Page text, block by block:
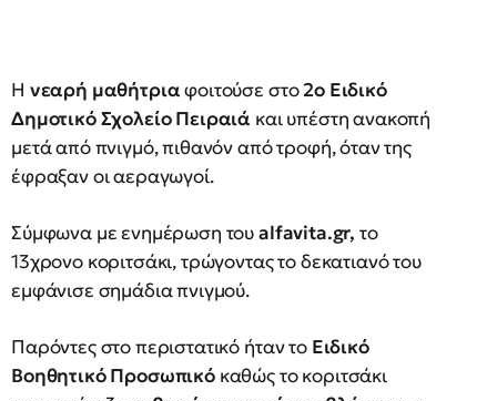
Η νεαρή μαθήτριαφοιτούσε στο2ο Ειδικό
Δημοτικό Σχολείο Πειραιά και υπέστη ανακοπή
μετά από πνιγμό, πιθανόν από τροφή, όταν της
έφραξαν οι αεραγωγοί.
Σύμφωνα με ενημέρωση τουalfavita.gr, το
13χρονο κοριτσάκι, τρώγοντας το δεκατιανό του
εμφάνισε σημάδια πνιγμού.
Παρόντες στο περιστατικό ήταν το Ειδικό
Βοηθητικό Προσωπικόκαθώς το κοριτσάκι